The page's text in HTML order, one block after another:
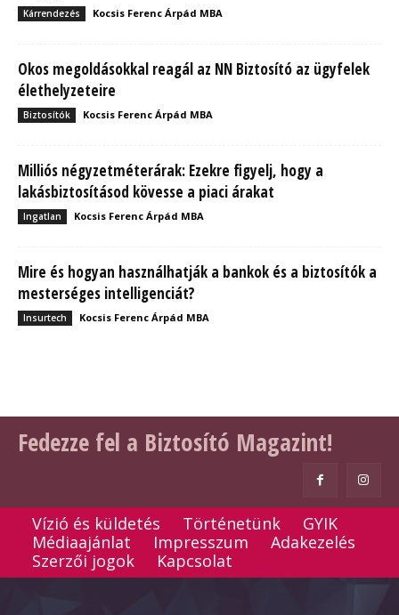
Kárrendezés Kocsis Ferenc Árpád MBA
Okos megoldásokkal reagál az NN Biztosító az ügyfelek
élethelyzeteire
Biztosítók Kocsis Ferenc Árpád MBA
Milliós négyzetméterárak: Ezekre figyelj, hogy a
lakásbiztosításod kövesse a piaci árakat
Ingatlan Kocsis Ferenc Árpád MBA
Mire és hogyan használhatják a bankok és a biztosítók a
mesterséges intelligenciát?
Insurtech Kocsis Ferenc Árpád MBA
Fedezze fel a Biztosító Magazint!
Vízió és küldetés Történetünk
GYIK
Médiaajánlat
Impresszum
Adakezelés
Szerzői jogok
Kapcsolat